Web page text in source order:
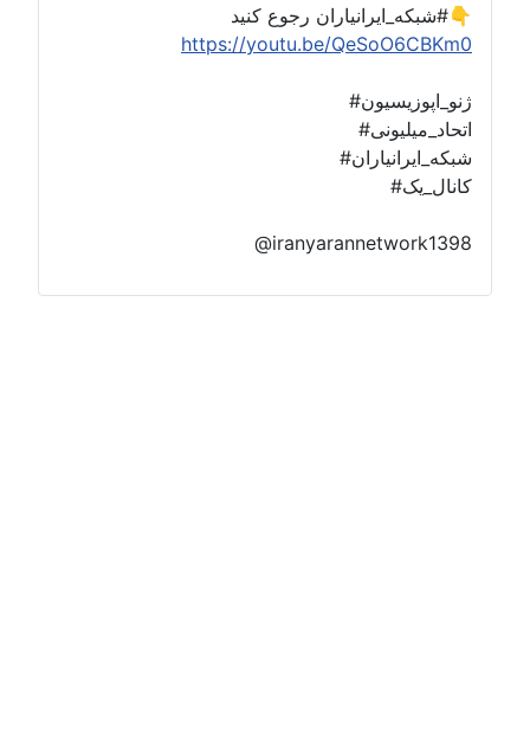
https://youtu.be/QeSoO6CBKm0
#ژنو_اپوزیسیون
#اتحاد_میلیونی
#شبکه_ایرانیاران
#کانال_یک
@iranyarannetwork1398